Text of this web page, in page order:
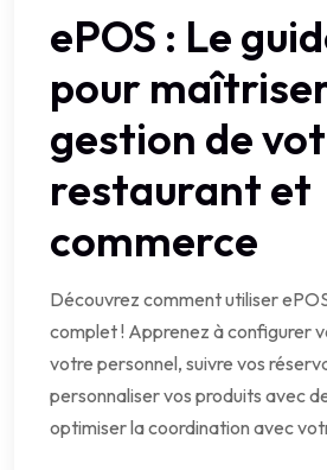
ePOS : Le
pour
gestion de
restaurant et
commerce
Découvrez comment utiliser
complet ! Apprenez à configurer
votre personnel, suivre vos
personnaliser vos produits avec
optimiser la coordination avec